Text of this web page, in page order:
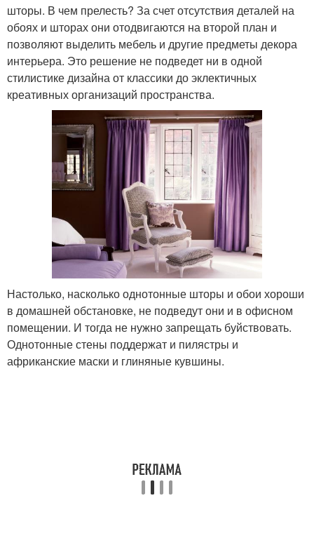
шторы. В чем прелесть? За счет отсутствия деталей на
обоях и шторах они отодвигаются на второй план и
позволяют выделить мебель и другие предметы декора
интерьера. Это решение не подведет ни в одной
стилистике дизайна от классики до эклектичных
креативных организаций пространства.
Настолько, насколько однотонные шторы и обои хороши
в домашней обстановке, не подведут они и в офисном
помещении. И тогда не нужно запрещать буйствовать.
Однотонные стены поддержат и пилястры и
африканские маски и глиняные кувшины.